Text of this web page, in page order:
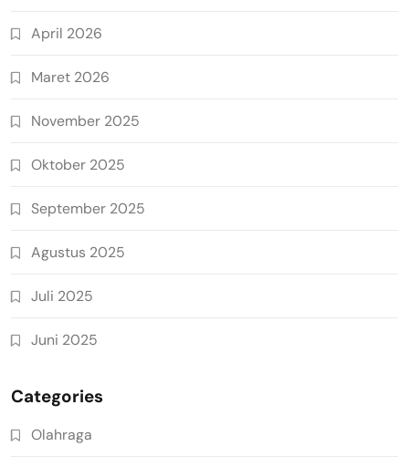
April 2026
Maret 2026
November 2025
Oktober 2025
September 2025
Agustus 2025
Juli 2025
Juni 2025
Categories
Olahraga